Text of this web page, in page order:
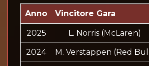
Anno Vincitore Gara
2025 L. Norris (McLaren)
2024 M. Verstappen (Red